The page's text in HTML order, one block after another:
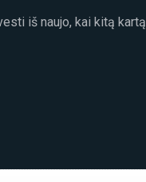
iš naujo, kai kitą